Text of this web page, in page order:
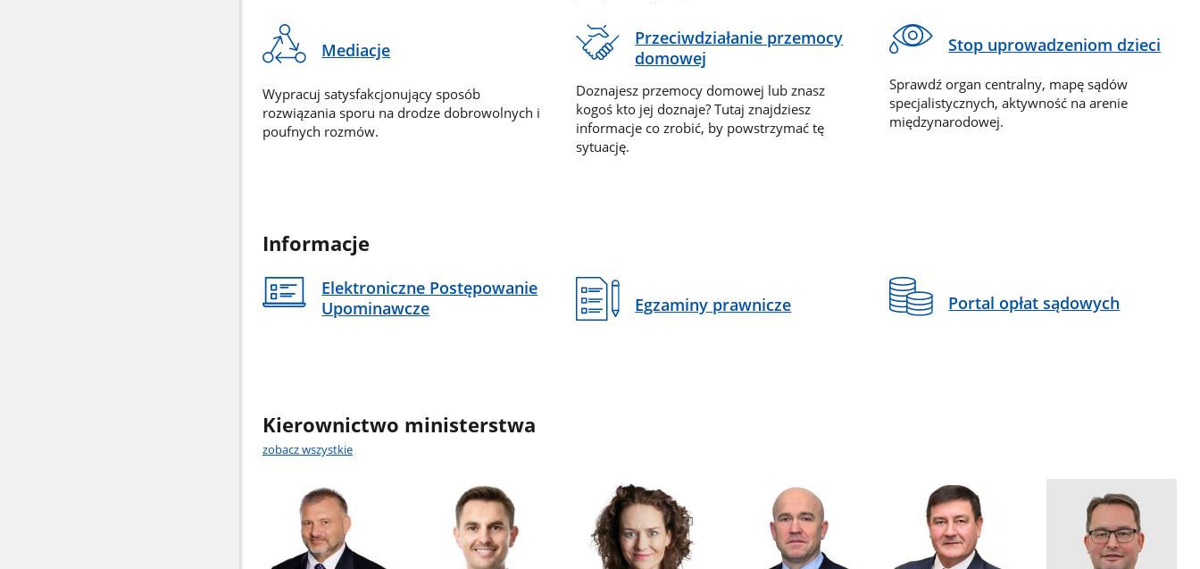
Mediacje
Wypracuj satysfakcjonujący sposób
rozwiązania sporu na drodze dobrowolnych i
poufnych rozmów.
Przeciwdziałanie przemocy
domowej
Doznajesz przemocy domowej lub znasz
kogoś kto jej doznaje? Tutaj znajdziesz
informacje co zrobić, by powstrzymać tę
sytuację.
Stop uprowadzeniom dzieci
Sprawdź organ centralny, mapę sądów
specjalistycznych, aktywność na arenie
międzynarodowej.
Informacje
Elektroniczne Postępowanie
Upominawcze
Egzaminy prawnicze Portal opłat sądowych
Kierownictwo ministerstwa
zobacz wszystkie